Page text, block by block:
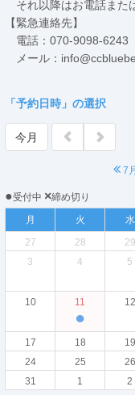
それ以降はお電話また
【緊急連絡先】
電話：070-9098-6243
メール：
「予約日時」の選択
今月
7月
●受付中 ×締め切り
月
火 水
27
28 29
3
4 5
10 11
●
12
17 18 19
24
25 26
31
1 2